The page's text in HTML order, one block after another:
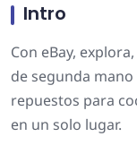
Intro
Con eBay,
de segunda
repuestos para
en un solo lugar.